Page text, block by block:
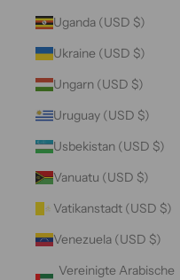
Uganda (USD $)
Ukraine (USD $)
Ungarn (USD $)
Uruguay (USD $)
Usbekistan (USD $)
Vanuatu (USD $)
Vatikanstadt (USD $)
Venezuela (USD $)
Vereinigte Arabische